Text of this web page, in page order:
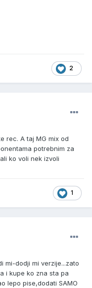
2
rec. A taj MG mix od
potrebnim za
ko voli nek izvoli
1
mi-dodji mi verzije...zato
i kupe ko zna sta pa
lepo pise,dodati SAMO